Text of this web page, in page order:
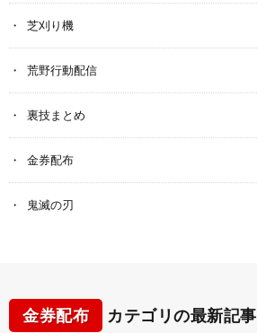
芝刈り機
荒野行動配信
裏技まとめ
金券配布
鬼滅の刃
金券配布 カテゴリの最新記事